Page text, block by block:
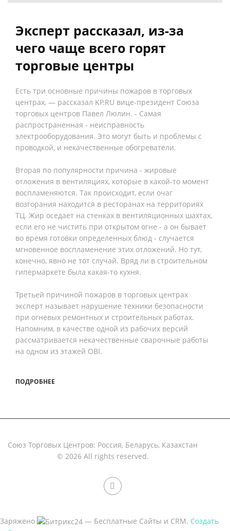
Эксперт рассказал, из-за
чего чаще всего горят
торговые центры
Есть три основные причины пожаров в торговых
центрах, — рассказал KP.RU вице-президент Союза
торговых центров Павел Люлин. - Самая
распространенная - неисправность
электрооборудования. Это могут быть и проблемы с
проводкой, и некачественные обогреватели.
Вторая по популярности причина - жировые
отложения в вентиляциях, которые в какой-то момент
воспламеняются. Так происходит, если очаг
возгорания находится в ресторанах на территориях
ТЦ. Жир оседает на стенках в вентиляционных шахтах,
если его не чистить при открытом огне - а он бывает
во время готовки определенных блюд - случается
мгновенное воспламенение этих отложений. Но тут,
конечно, явно не тот случай. Вряд ли в строительном
гипермаркете была какая-то кухня.
Третьей причиной пожаров в торговых центрах
эксперт называет нарушение техники безопасности
при огневых ремонтных и строительных работах.
Напомним, в качестве одной из рабочих версий
рассматривается некачественные сварочные работы
на одном из этажей OBI.
ПОДРОБНЕЕ
Союз Торговых Центров: Россия, Беларусь, Казахстан
© 2026 All rights reserved.
Заряжено — Бесплатные Сайты и CRM. Создать